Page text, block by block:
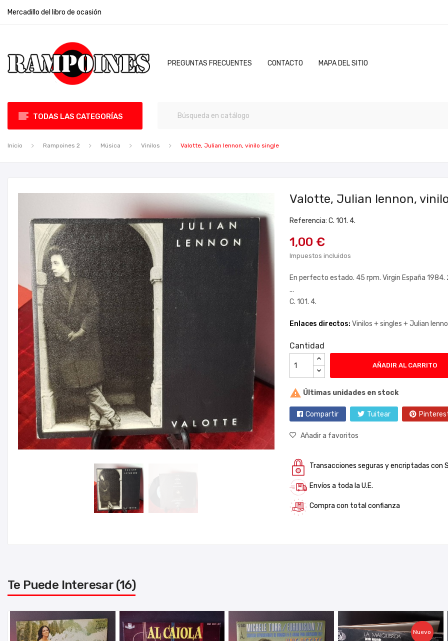
Mercadillo del libro de ocasión
PREGUNTAS FRECUENTES CONTACTO MAPA DEL SITIO
TODAS LAS CATEGORÍAS
Inicio Rampoines 2 Música Vinilos Valotte, Julian lennon, vinilo single
Valotte, Julian lennon,
Referencia: C. 101. 4.
1,00 €
Impuestos incluidos
En perfecto estado. 45 rpm. Virgin España 1984.
...
C. 101. 4.
Enlaces directos: Vinilos +singles +Julian
Cantidad
AÑADIR AL CARRITO
 Últimas unidades en stock
Compartir Tuitear
Añadir a favoritos
Transacciones seguras y encriptadas con
Envíos a toda la U.E.
Compra con total confianza
Te Puede Interesar (16)
Nuevo